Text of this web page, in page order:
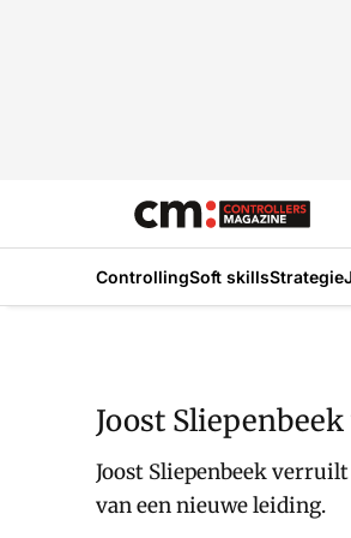
ControllingSoft skillsStrategie
Joost
Joost Sliepenbeek
van een nieuwe leiding.